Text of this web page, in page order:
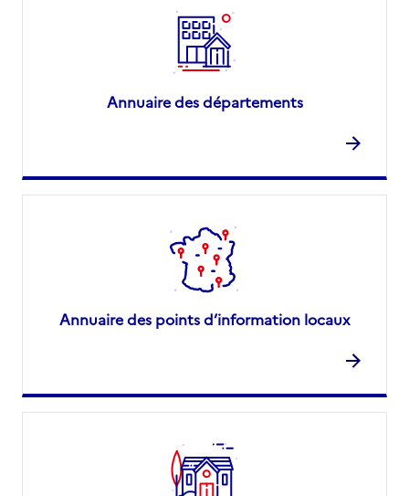
Annuaire des départements
Annuaire des points d’information locaux